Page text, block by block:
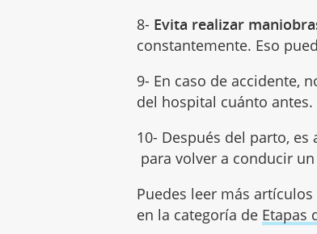
8- Evita realizar
constantemente. Eso
9- En caso de accidente,
del hospital cuánto antes.
10- Después del parto,
para volver a conducir
Puedes leer más
en la categoría de Etapas